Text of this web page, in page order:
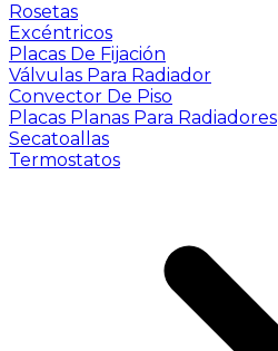
Rosetas
Excéntricos
Placas De Fijación
Válvulas Para Radiador
Convector De Piso
Placas Planas Para Radiadores
Secatoallas
Termostatos